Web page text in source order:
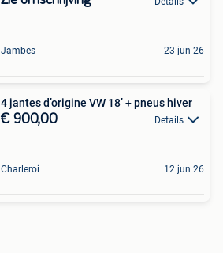
Jambes 23 jun 26
4 jantes d’origine VW 18’ + pneus hiver
€ 900,00 Details
Charleroi 12 jun 26